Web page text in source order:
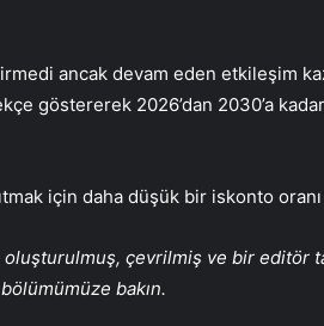
ancak devam eden etkileşim
göstererek 2026’dan 2030’a
için daha düşük bir iskonto oranı
oluşturulmuş, çevrilmiş ve bir editör
bakın.